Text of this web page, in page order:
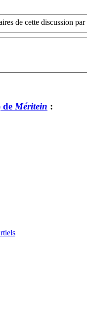
de cette discussion par
de Méritein :